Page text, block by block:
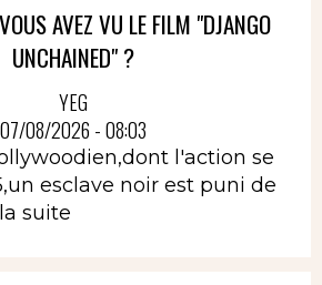
AVEZ VU LE FILM "DJANGO
UNCHAINED" ?
YEG
07/08/2026 - 08:03
l'action se
esclave noir est puni de
suite